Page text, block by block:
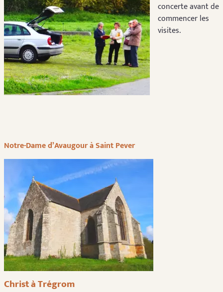
concerte avant de
commencer les
visites.
Notre-Dame d’Avaugour à Saint Pever
Christ à Trégrom